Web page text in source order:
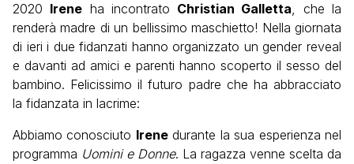
2020 Irene ha incontrato Christian Galletta, che la
renderà madre di un bellissimo maschietto! Nella giornata
di ieri i due fidanzati hanno organizzato un gender reveal
e davanti ad amici e parenti hanno scoperto il sesso del
bambino. Felicissimo il futuro padre che ha abbracciato
la fidanzata in lacrime:
Abbiamo conosciuto Irenedurante la sua esperienza nel
programma Uomini e Donne. La ragazza venne scelta da